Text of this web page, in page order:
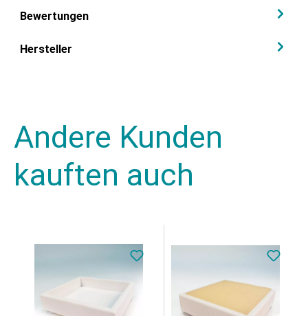
Bewertungen
Hersteller
Andere Kunden
kauften auch